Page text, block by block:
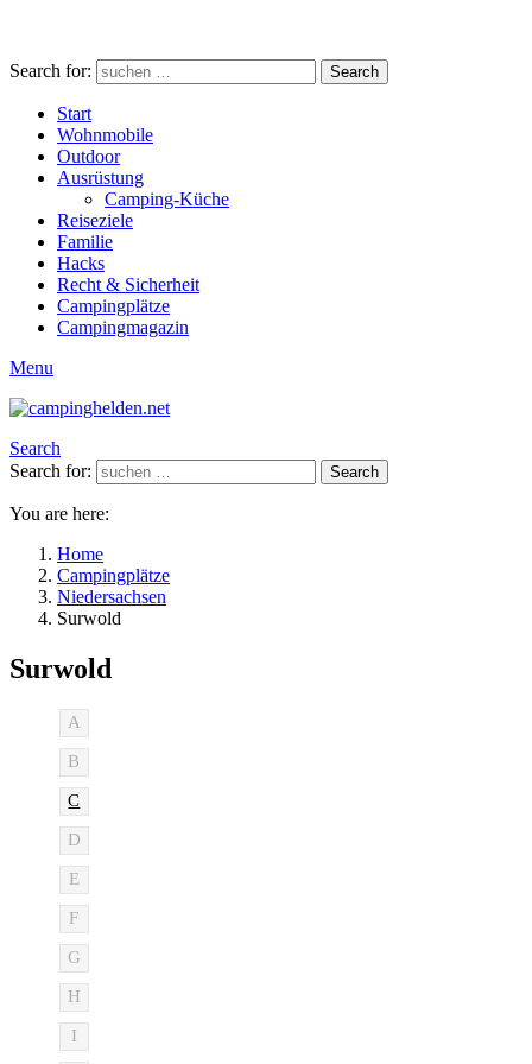
Search for: Search
Start
Wohnmobile
Outdoor
Ausrüstung
Camping-Küche
Reiseziele
Familie
Hacks
Recht & Sicherheit
Campingplätze
Campingmagazin
Menu
Search
Search for:
Search
You are here:
Home
Campingplätze
Niedersachsen
Surwold
Surwold
A
B
C
D
E
F
G
H
I